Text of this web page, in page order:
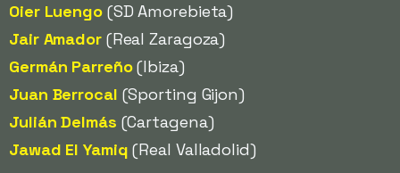
Oier Luengo(SD Amorebieta)
Jair Amador(Real Zaragoza)
Germán Parreño(Ibiza)
Juan Berrocal (Sporting Gijon)
Julián Delmás (Cartagena)
Jawad El Yamiq (Real Valladolid)